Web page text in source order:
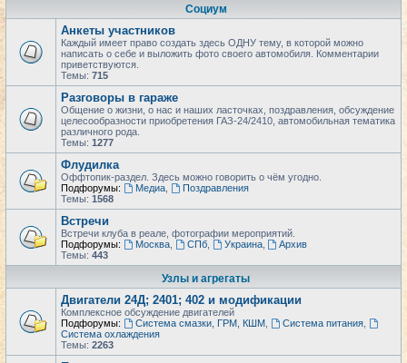
Социум
Анкеты участников
Каждый имеет право создать здесь ОДНУ тему, в которой можно
написать о себе и выложить фото своего автомобиля. Комментарии
приветствуются.
Темы: 715
Разговоры в гараже
Общение о жизни, о нас и наших ласточках, поздравления, обсуждение
целесообразности приобретения ГАЗ-24/2410, автомобильная тематика
различного рода.
Темы: 1277
Флудилка
Оффтопик-раздел. Здесь можно говорить о чём угодно.
Подфорумы:
Медиа,
Поздравления
Темы: 1568
Встречи
Встречи клуба в реале, фотографии мероприятий.
Подфорумы:
Москва, СПб, Украина,
Архив
Темы: 443
Узлы и агрегаты
Двигатели 24Д; 2401; 402 и модификации
Комплексное обсуждение двигателей
Подфорумы:
Система смазки, ГРМ, КШМ, Система питания,
Система охлаждения
Темы: 2263